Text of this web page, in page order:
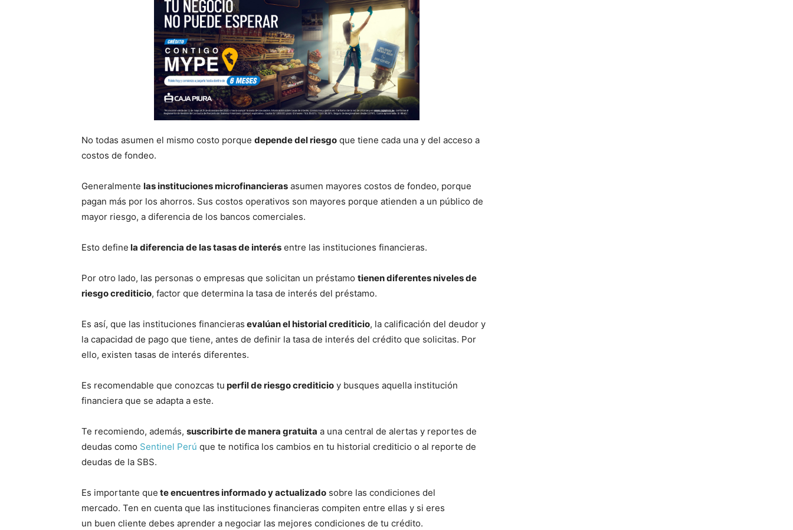
No todas asumen el mismo costo porque depende del riesgo que tiene cada una y del acceso a
costos de fondeo.
Generalmente las instituciones microfinancieras asumen mayores costos de fondeo, porque
pagan más por los ahorros. Sus costos operativos son mayores porque atienden a un público de
mayor riesgo, a diferencia de los bancos comerciales.
Esto define la diferencia de las tasas de interés entre las instituciones financieras.
Por otro lado, las personas o empresas que solicitan un préstamo tienen diferentes niveles de
riesgo crediticio, factor que determina la tasa de interés del préstamo.
Es así, que las instituciones financieras evalúan el historial crediticio, la calificación del deudor y
la capacidad de pago que tiene, antes de definir la tasa de interés del crédito que solicitas. Por
ello, existen tasas de interés diferentes.
Es recomendable que conozcas tu perfil de riesgo crediticio y busques aquella institución
financiera que se adapta a este.
Te recomiendo, además, suscribirte de manera gratuita a una central de alertas y reportes de
deudas como Sentinel Perú que te notifica los cambios en tu historial crediticio o al reporte de
deudas de la SBS.
Es importante que te encuentres informado y actualizado sobre las condiciones del
mercado. Ten en cuenta que las instituciones financieras compiten entre ellas y si eres
un buen cliente debes aprender a negociar las mejores condiciones de tu crédito.